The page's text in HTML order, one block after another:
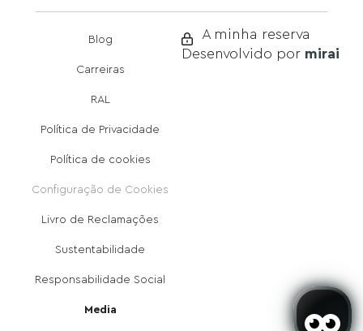
Blog
Carreiras
RAL
Política de Privacidade
Política de cookies
Configuração de Cookies
Livro de Reclamações
Sustentabilidade
Responsabilidade Social
Media
A minha reserva
Desenvolvido por mirai